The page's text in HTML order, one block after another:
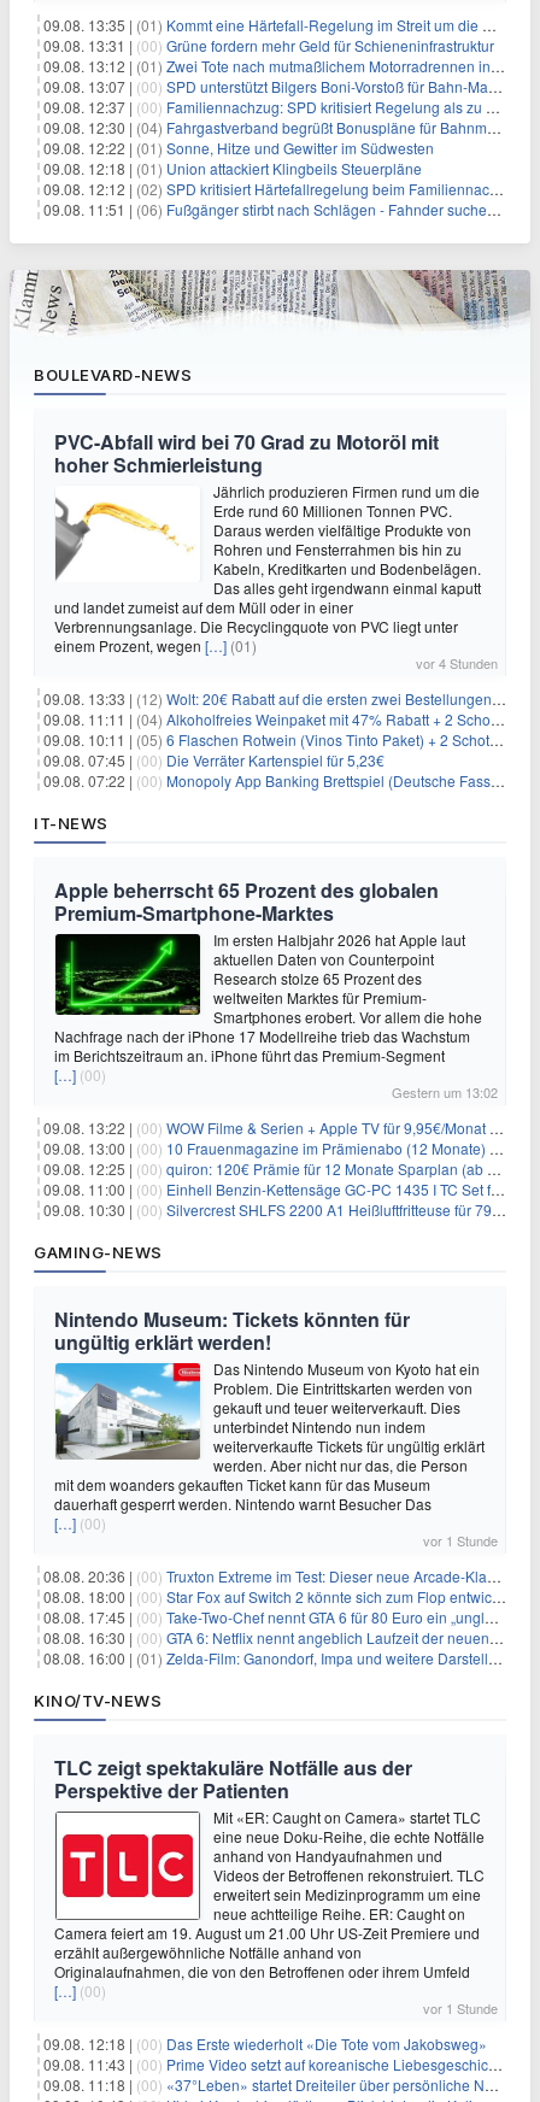
09.08. 13:35 | (01) Kommt eine Härtefall-Regelung im Streit um die Rente mit 63?
09.08. 13:31 | (00) Grüne fordern mehr Geld für Schieneninfrastruktur
09.08. 13:12 | (01) Zwei Tote nach mutmaßlichem Motorradrennen in Köln
09.08. 13:07 | (00) SPD unterstützt Bilgers Boni-Vorstoß für Bahn-Manager
09.08. 12:37 | (00) Familiennachzug: SPD kritisiert Regelung als zu streng
09.08. 12:30 | (04) Fahrgastverband begrüßt Bonuspläne für Bahnmanager
09.08. 12:22 | (01) Sonne, Hitze und Gewitter im Südwesten
09.08. 12:18 | (01) Union attackiert Klingbeils Steuerpläne
09.08. 12:12 | (02) SPD kritisiert Härtefallregelung beim Familiennachzug als zu streng
09.08. 11:51 | (06) Fußgänger stirbt nach Schlägen - Fahnder suchen Autofahrer
BOULEVARD-NEWS
PVC-Abfall wird bei 70 Grad zu Motoröl mit
hoher Schmierleistung
Jährlich produzieren Firmen rund um die
Erde rund 60 Millionen Tonnen PVC.
Daraus werden vielfältige Produkte von
Rohren und Fensterrahmen bis hin zu
Kabeln, Kreditkarten und Bodenbelägen.
Das alles geht irgendwann einmal kaputt
und landet zumeist auf dem Müll oder in einer
Verbrennungsanlage. Die Recyclingquote von PVC liegt unter
einem Prozent, wegen […] (01)
vor 4 Stunden
09.08. 13:33 | (12) Wolt: 20€ Rabatt auf die ersten zwei Bestellungen für Neukunden
09.08. 11:11 | (04) Alkoholfreies Weinpaket mit 47% Rabatt + 2 Schott Zwiesel Gläser GRATIS für 29,99€
09.08. 10:11 | (05) 6 Flaschen Rotwein (Vinos Tinto Paket) + 2 Schott Zwiesel Gläser für 25,99€ inkl. Versand
09.08. 07:45 | (00) Die Verräter Kartenspiel für 5,23€
09.08. 07:22 | (00) Monopoly App Banking Brettspiel (Deutsche Fassung) für 9,84€
IT-NEWS
Apple beherrscht 65 Prozent des globalen
Premium-Smartphone-Marktes
Im ersten Halbjahr 2026 hat Apple laut
aktuellen Daten von Counterpoint
Research stolze 65 Prozent des
weltweiten Marktes für Premium-
Smartphones erobert. Vor allem die hohe
Nachfrage nach der iPhone 17 Modellreihe trieb das Wachstum
im Berichtszeitraum an. iPhone führt das Premium-Segment
[…] (00)
Gestern um 13:02
09.08. 13:22 | (00) WOW Filme & Serien + Apple TV für 9,95€/Monat // Alles von WOW (Filme, Serien, Live-Sport) für 34,97€/Monat
09.08. 13:00 | (00) 10 Frauenmagazine im Prämienabo (12 Monate) mit Prämien bis zu 225€
09.08. 12:25 | (00) quiron: 120€ Prämie für 12 Monate Sparplan (ab 100€/Monat)
09.08. 11:00 | (00) Einhell Benzin-Kettensäge GC-PC 1435 I TC Set für 99,99€
09.08. 10:30 | (00) Silvercrest SHLFS 2200 A1 Heißluftfritteuse für 79,99€ – Grill & Räucherfunktion
GAMING-NEWS
Nintendo Museum: Tickets könnten für
ungültig erklärt werden!
Das Nintendo Museum von Kyoto hat ein
Problem. Die Eintrittskarten werden von
gekauft und teuer weiterverkauft. Dies
unterbindet Nintendo nun indem
weiterverkaufte Tickets für ungültig erklärt
werden. Aber nicht nur das, die Person
mit dem woanders gekauften Ticket kann für das Museum
dauerhaft gesperrt werden. Nintendo warnt Besucher Das
[…] (00)
vor 1 Stunde
08.08. 20:36 | (00) Truxton Extreme im Test: Dieser neue Arcade-Klassiker verzeiht dir gar nichts
08.08. 18:00 | (00) Star Fox auf Switch 2 könnte sich zum Flop entwickeln
08.08. 17:45 | (00) Take-Two-Chef nennt GTA 6 für 80 Euro ein „unglaubliches Schnäppchen“
08.08. 16:30 | (00) GTA 6: Netflix nennt angeblich Laufzeit der neuen Gameplay-Präsentation
08.08. 16:00 | (01) Zelda-Film: Ganondorf, Impa und weitere Darsteller sollen feststehen
KINO/TV-NEWS
TLC zeigt spektakuläre Notfälle aus der
Perspektive der Patienten
Mit «ER: Caught on Camera» startet TLC
eine neue Doku-Reihe, die echte Notfälle
anhand von Handyaufnahmen und
Videos der Betroffenen rekonstruiert. TLC
erweitert sein Medizinprogramm um eine
neue achtteilige Reihe. ER: Caught on
Camera feiert am 19. August um 21.00 Uhr US-Zeit Premiere und
erzählt außergewöhnliche Notfälle anhand von
Originalaufnahmen, die von den Betroffenen oder ihrem Umfeld
[…] (00)
vor 1 Stunde
09.08. 12:18 | (00) Das Erste wiederholt «Die Tote vom Jakobsweg»
09.08. 11:43 | (00) Prime Video setzt auf koreanische Liebesgeschichte
09.08. 11:18 | (00) «37°Leben» startet Dreiteiler über persönliche Neuanfänge